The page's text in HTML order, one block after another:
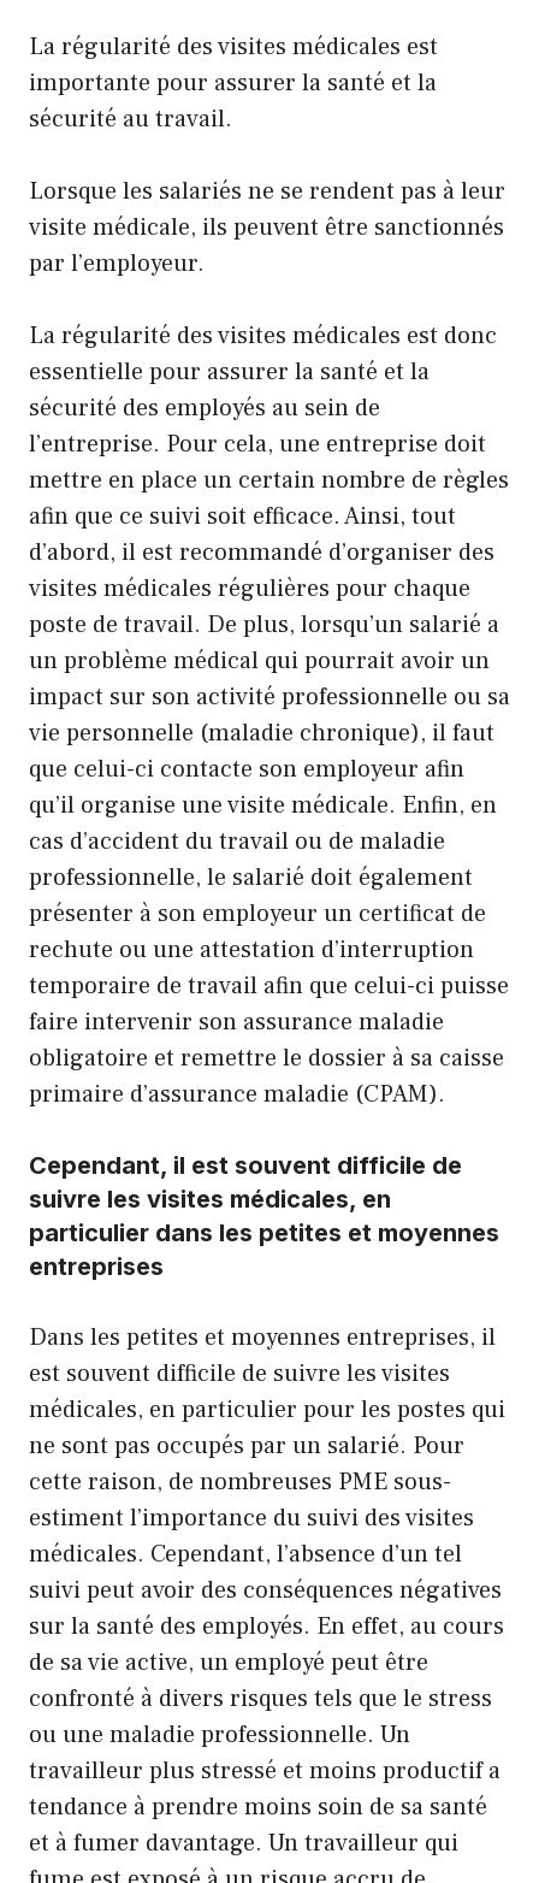
La régularité des visites médicales est
importante pour assurer la santé et la
sécurité au travail.
Lorsque les salariés ne se rendent pas à leur
visite médicale, ils peuvent être sanctionnés
par l’employeur.
La régularité des visites médicales est donc
essentielle pour assurer la santé et la
sécurité des employés au sein de
l’entreprise. Pour cela, une entreprise doit
mettre en place un certain nombre de règles
afin que ce suivi soit efficace. Ainsi, tout
d’abord, il est recommandé d’organiser des
visites médicales régulières pour chaque
poste de travail. De plus, lorsqu’un salarié a
un problème médical qui pourrait avoir un
impact sur son activité professionnelle ou sa
vie personnelle (maladie chronique), il faut
que celui-ci contacte son employeur afin
qu’il organise une visite médicale. Enfin, en
cas d’accident du travail ou de maladie
professionnelle, le salarié doit également
présenter à son employeur un certificat de
rechute ou une attestation d’interruption
temporaire de travail afin que celui-ci puisse
faire intervenir son assurance maladie
obligatoire et remettre le dossier à sa caisse
primaire d’assurance maladie (CPAM).
Cependant, il est souvent difficile de
suivre les visites médicales, en
particulier dans les petites et moyennes
entreprises
Dans les petites et moyennes entreprises, il
est souvent difficile de suivre les visites
médicales, en particulier pour les postes qui
ne sont pas occupés par un salarié. Pour
cette raison, de nombreuses PME sous-
estiment l’importance du suivi des visites
médicales. Cependant, l’absence d’un tel
suivi peut avoir des conséquences négatives
sur la santé des employés. En effet, au cours
de sa vie active, un employé peut être
confronté à divers risques tels que le stress
ou une maladie professionnelle. Un
travailleur plus stressé et moins productif a
tendance à prendre moins soin de sa santé
et à fumer davantage. Un travailleur qui